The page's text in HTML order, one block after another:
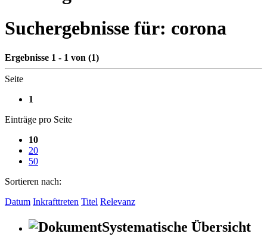
Suchergebnisse für: corona
Ergebnisse 1 - 1 von (1)
Seite
1
Einträge pro Seite
10
20
50
Sortieren nach:
Datum Inkrafttreten Titel Relevanz
Systematische Übersicht